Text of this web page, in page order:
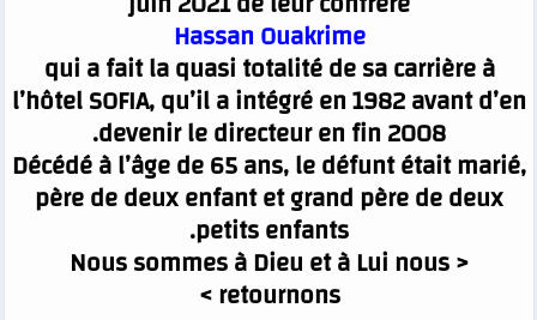
Hassan Ouakrime
qui a fait la quasi totalité de sa carrière à
l’hôtel SOFIA, qu’il a intégré en 1982 avant d’en
devenir le directeur en fin 2008.
Décédé à l’âge de 65 ans, le défunt était marié,
père de deux enfant et grand père de deux
petits enfants.
< Nous sommes à Dieu et à Lui nous
retournons >